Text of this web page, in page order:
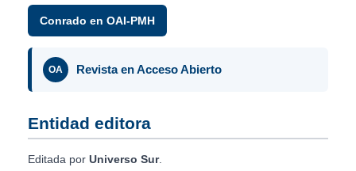
Conrado en OAI-PMH
OA Revista en Acceso Abierto
Entidad editora
Editada por Universo Sur.